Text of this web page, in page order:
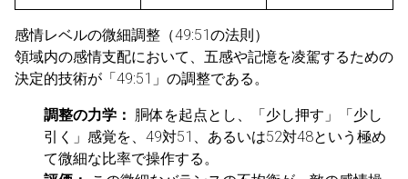
感情レベルの微細調整（49:51の法則）
領域内の感情支配において、五感や記憶を凌駕するための
決定的技術が「49:51」の調整である。
調整の力学： 胴体を起点とし、「少し押す」「少し
引く」感覚を、49対51、あるいは52対48という極め
て微細な比率で操作する。